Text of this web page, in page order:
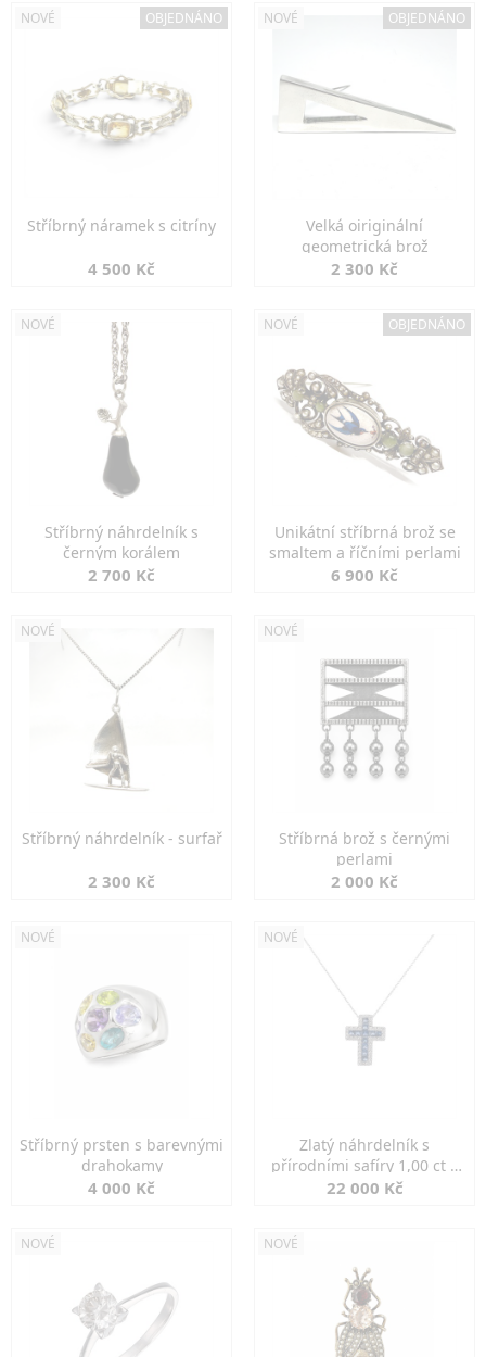
NOVÉ OBJEDNÁNO
Stříbrný náramek s citríny
4 500 Kč
NOVÉ OBJEDNÁNO
Velká oiriginální
geometrická brož
2 300 Kč
NOVÉ
Stříbrný náhrdelník s
černým korálem
2 700 Kč
NOVÉ OBJEDNÁNO
Unikátní stříbrná brož se
smaltem a říčními perlami
6 900 Kč
NOVÉ
Stříbrný náhrdelník - surfař
2 300 Kč
NOVÉ
Stříbrná brož s černými
perlami
2 000 Kč
NOVÉ
Stříbrný prsten s barevnými
drahokamy
4 000 Kč
NOVÉ
Zlatý náhrdelník s
přírodními safíry 1,00 ct a
diamanty
22 000 Kč
NOVÉ NOVÉ